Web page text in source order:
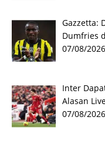
Gazzetta:
Dumfries
07/08/2026
Inter
Alasan
07/08/2026